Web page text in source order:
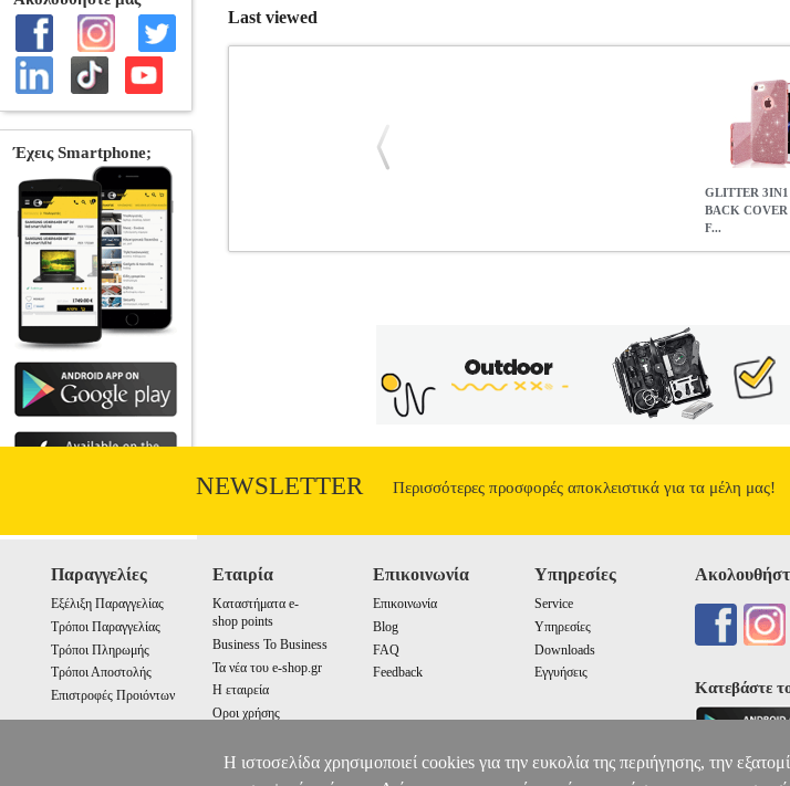
Last viewed
GLITTER 3IN1
BACK COVER
F...
NEWSLETTER Περισσότερες προσφορές αποκλειστικά για τα μέλη μας!
Παραγγελίες
Εξέλιξη Παραγγελίας
Τρόποι Παραγγελίας
Τρόποι Πληρωμής
Τρόποι Αποστολής
Επιστροφές Προιόντων
Εταιρία
Καταστήματα e-
shop points
Business To Business
Τα νέα του e-shop.gr
Η εταιρεία
Οροι χρήσης
Επικοινωνία
Επικοινωνία
Blog
FAQ
Feedback
Υπηρεσίες
Service
Υπηρεσίες
Downloads
Εγγυήσεις
Κατεβάστε
Η ιστοσελίδα χρησιμοποιεί cookies για την ευκολία της περιήγησης, την